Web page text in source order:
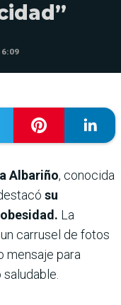
Albariño, conocida
su
La
carrusel de fotos
mensaje para